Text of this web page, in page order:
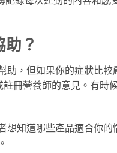
？
助，但如果你的症狀比
冊營養師的意見。有時
想知道哪些產品適合你